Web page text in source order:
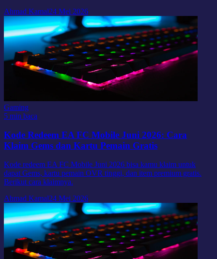
Ahmad Kamal24 Mei 2026
Gaming
5 min baca
Kode Redeem EA FC Mobile Juni 2026: Cara
Klaim Gems dan Kartu Pemain Gratis
Kode redeem EA FC Mobile Juni 2026 bisa kamu klaim untuk
dapat Gems, kartu pemain OVR tinggi, dan item premium gratis.
Berikut cara klaimnya.
Ahmad Kamal24 Mei 2026